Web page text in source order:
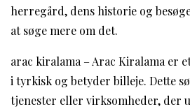
herregård, dens historie og
at søge mere om det.
arac kiralama – Arac Kiralama er
i tyrkisk og betyder billeje. Dette
tjenester eller virksomheder, der